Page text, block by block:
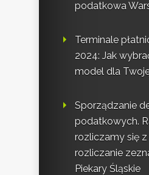
podatkowa
Terminale
2024: Jak
model dla
Sporządzanie
podatkowych.
rozliczamy się z
rozliczanie
Piekary Śląskie